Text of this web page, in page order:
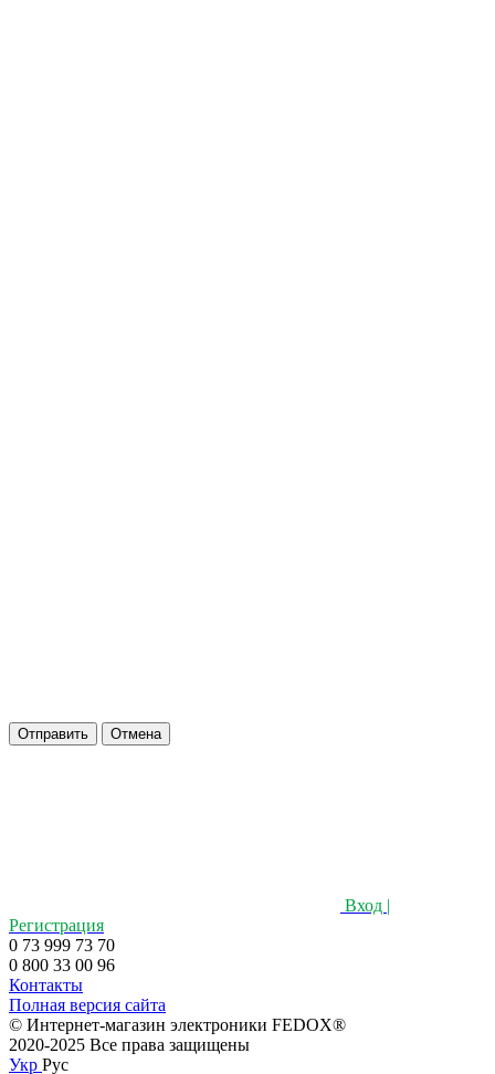
Отправить Отмена
Вход |
Регистрация
0 73 999 73 70
0 800 33 00 96
Контакты
Полная версия сайта
©️ Интернет-магазин электроники FEDOX®
2020-2025 Все права защищены
Укр Рус